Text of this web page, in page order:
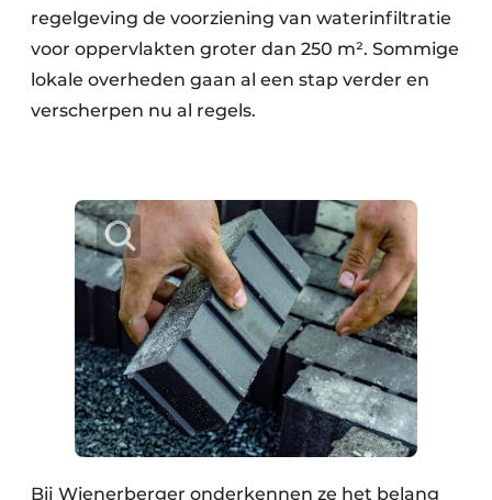
regelgeving de voorziening van waterinfiltratie
voor oppervlakten groter dan 250 m². Sommige
lokale overheden gaan al een stap verder en
verscherpen nu al regels.
Bij Wienerberger onderkennen ze het belang